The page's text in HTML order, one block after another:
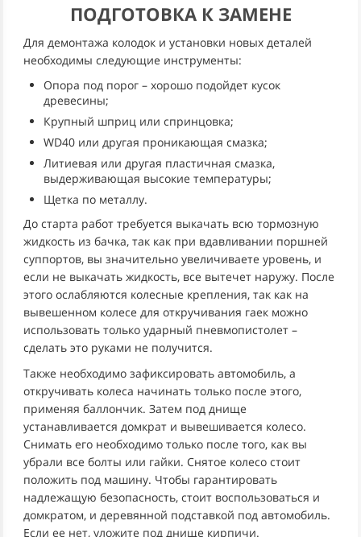
ПОДГОТОВКА К ЗАМЕНЕ
Для демонтажа колодок и установки новых деталей
необходимы следующие инструменты:
Опора под порог – хорошо подойдет кусок
древесины;
Крупный шприц или спринцовка;
WD40 или другая проникающая смазка;
Литиевая или другая пластичная смазка,
выдерживающая высокие температуры;
Щетка по металлу.
До старта работ требуется выкачать всю тормозную
жидкость из бачка, так как при вдавливании поршней
суппортов, вы значительно увеличиваете уровень, и
если не выкачать жидкость, все вытечет наружу. После
этого ослабляются колесные крепления, так как на
вывешенном колесе для откручивания гаек можно
использовать только ударный пневмопистолет –
сделать это руками не получится.
Также необходимо зафиксировать автомобиль, а
откручивать колеса начинать только после этого,
применяя баллончик. Затем под днище
устанавливается домкрат и вывешивается колесо.
Снимать его необходимо только после того, как вы
убрали все болты или гайки. Снятое колесо стоит
положить под машину. Чтобы гарантировать
надлежащую безопасность, стоит воспользоваться и
домкратом, и деревянной подставкой под автомобиль.
Если ее нет, уложите под днище кирпичи.